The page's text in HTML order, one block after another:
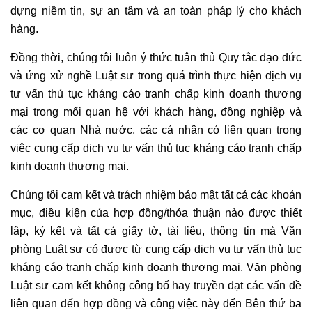
dựng niềm tin, sự an tâm và an toàn pháp lý cho khách
hàng.
Đồng thời, chúng tôi luôn ý thức tuân thủ Quy tắc đạo đức
và ứng xử nghề Luật sư trong quá trình thực hiện dịch vụ
tư vấn thủ tục kháng cáo tranh chấp kinh doanh thương
mại trong mối quan hệ với khách hàng, đồng nghiệp và
các cơ quan Nhà nước, các cá nhân có liên quan trong
việc cung cấp dịch vụ tư vấn thủ tục kháng cáo tranh chấp
kinh doanh thương mại.
Chúng tôi cam kết và trách nhiệm bảo mật tất cả các khoản
mục, điều kiện của hợp đồng/thỏa thuận nào được thiết
lập, ký kết và tất cả giấy tờ, tài liệu, thông tin mà Văn
phòng Luật sư có được từ cung cấp dịch vụ tư vấn thủ tục
kháng cáo tranh chấp kinh doanh thương mại. Văn phòng
Luật sư cam kết không công bố hay truyền đạt các vấn đề
liên quan đến hợp đồng và công việc này đến Bên thứ ba